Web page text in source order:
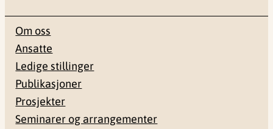
Om oss
Ansatte
Ledige stillinger
Publikasjoner
Prosjekter
Seminarer og arrangementer